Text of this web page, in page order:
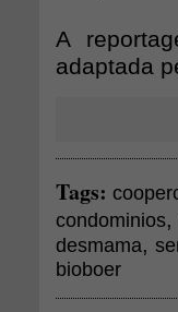
A
adaptada
Tags:
condominios,
desmama,
bioboer